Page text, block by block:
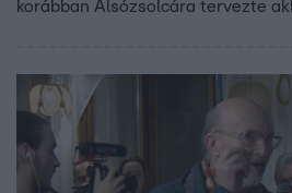
korábban Alsózsolcára tervezte